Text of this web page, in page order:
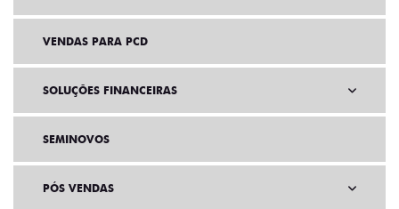
VENDAS PARA PCD
SOLUÇÕES FINANCEIRAS
SEMINOVOS
PÓS VENDAS